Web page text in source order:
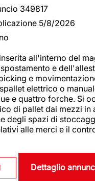
349817
5/8/2026
all'interno del
e
e
elettrico o
e quattro forche. Si
di pallet dai mezzi in
degli spazi di
alle merci e il
Dettaglio